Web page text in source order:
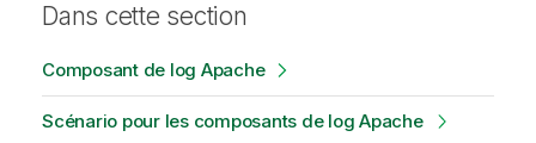
Dans cette section
Composant de log Apache
Scénario pour les composants de log Apache